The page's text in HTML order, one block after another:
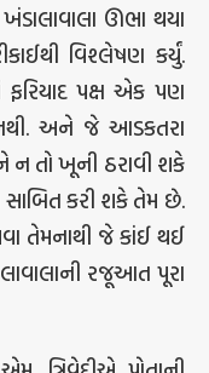
ઊભા થયા
વિશ્લેષણ કર્યું.
પક્ષ એક પણ
અને જે આડકતરા
ન તો ખૂની ઠરાવી શકે
કરી શકે તેમ છે.
તેમનાથી જે કાંઈ થઈ
રજૂઆત પૂરા